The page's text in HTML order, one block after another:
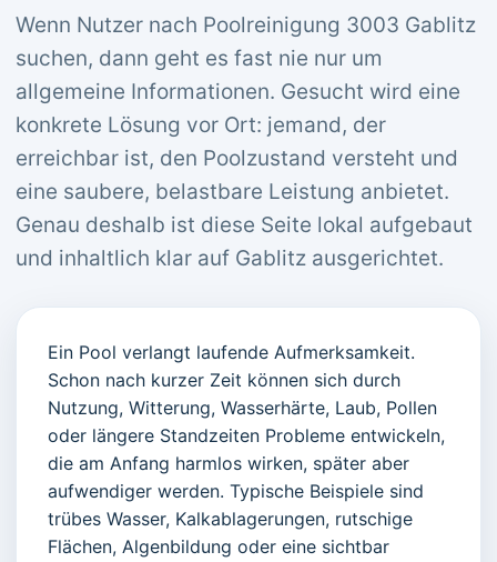
Wenn Nutzer nach Poolreinigung 3003 Gablitz
suchen, dann geht es fast nie nur um
allgemeine Informationen. Gesucht wird eine
konkrete Lösung vor Ort: jemand, der
erreichbar ist, den Poolzustand versteht und
eine saubere, belastbare Leistung anbietet.
Genau deshalb ist diese Seite lokal aufgebaut
und inhaltlich klar auf Gablitz ausgerichtet.
Ein Pool verlangt laufende Aufmerksamkeit.
Schon nach kurzer Zeit können sich durch
Nutzung, Witterung, Wasserhärte, Laub, Pollen
oder längere Standzeiten Probleme entwickeln,
die am Anfang harmlos wirken, später aber
aufwendiger werden. Typische Beispiele sind
trübes Wasser, Kalkablagerungen, rutschige
Flächen, Algenbildung oder eine sichtbar